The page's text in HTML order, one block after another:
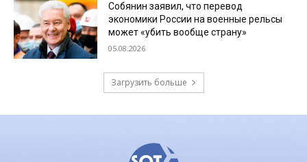
Собянин заявил, что перевод
экономики России на военные рельсы
может «убить вообще страну»
05.08.2026
Загрузить больше